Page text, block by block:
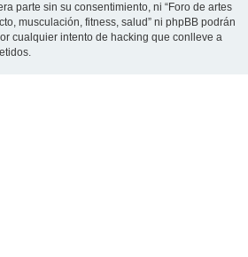
parte sin su consentimiento, ni “Foro de artes
musculación, fitness, salud” ni phpBB podrán
cualquier intento de hacking que conlleve a